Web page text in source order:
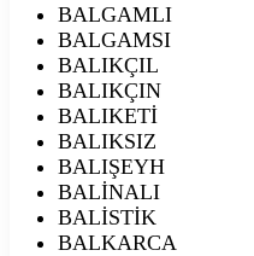
BALGAMLI
BALGAMSI
BALIKÇIL
BALIKÇIN
BALIKETİ
BALIKSIZ
BALIŞEYH
BALİNALI
BALİSTİK
BALKARCA